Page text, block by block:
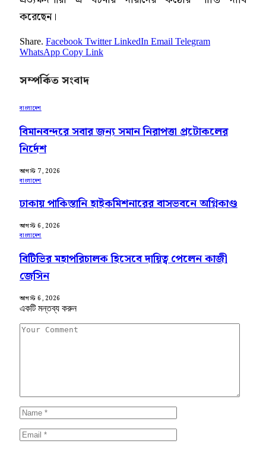
করেছেন।
Share. Facebook Twitter LinkedIn Email Telegram
WhatsApp Copy Link
সম্পর্কিত সংবাদ
বাংলাদেশ
বিমানবন্দরে সবার জন্য সমান নিরাপত্তা প্রটোকলের
নির্দেশ
আগস্ট 7, 2026
বাংলাদেশ
ঢাকায় পাকিস্তানি হাইকমিশনারের বাসভবনে অগ্নিকাণ্ড
আগস্ট 6, 2026
বাংলাদেশ
বিটিভির মহাপরিচালক হিসেবে দায়িত্ব পেলেন কাজী
জেসিন
আগস্ট 6, 2026
একটি মন্তব্য করুন